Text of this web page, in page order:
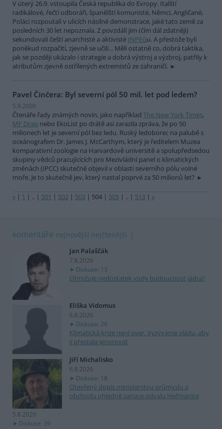
V úterý 26.9. vstoupila Česká republika do Evropy. Italští
radikálové, řečtí odboráři, španělští komunisté, Němci, Angličané,
Poláci rozpoutali v ulicích násilné demonstrace, jaké tato země za
posledních 30 let nepoznala. Z povzdálí jim (čím dál zdatněji)
sekundovali čeští anarchisté a aktivisté INPEGu. A přestože byli
poněkud rozpačití, zjevně se učili... Měli ostatně co, dobrá taktika,
jak se později ukázalo i strategie a dobrá výstroj a výzbroj, patřily k
atributům zjevně ostřílených extremistů ze zahraničí.
Pavel Činčera: Byl severní pól 50 mil. let pod ledem?
5.9.2000
Čtenáře řady známých novin, jako například The New York Times,
MF Dnes nebo EkoList po drátě asi zarazila zpráva, že po 50
milionech let je severní pól bez ledu. Ruský ledoborec na palubě s
oceánografem Dr. James J. McCarthym, který je ředitelem Muzea
komparativní zoologie na Harvardově universitě a spolupředsedou
skupiny vědců pracujícících pro Mezivládní panel o klimatických
změnách (IPCC) skutečně objevil v oblasti severního pólu volné
moře. Je to skutečně jev, který nastal poprvé za 50 milionů let?
« | 1 | .. | 501 | 502 | 503 | 504 | 505 | .. | 513 | »
komentáře nejnovější nejčtenější
Jan Palaščák
7.8.2026
Diskuse: 13
Ohrožuje nedostatek vody budoucnost jádra?
Eliška Vidomus
6.8.2026
Diskuse: 26
Klimatická krize není over. Vyzýváme vládu, aby
ji přestala ignorovat
Jiří Michalisko
6.8.2026
Diskuse: 18
Otevřený dopis ministerstvu průmyslu a
obchodu ohledně sanace odvalu Heřmanice
5.8.2026
Diskuse: 39